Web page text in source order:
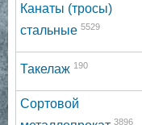
Канаты (тросы)
стальные 5529
Такелаж 190
Сортовой
3896